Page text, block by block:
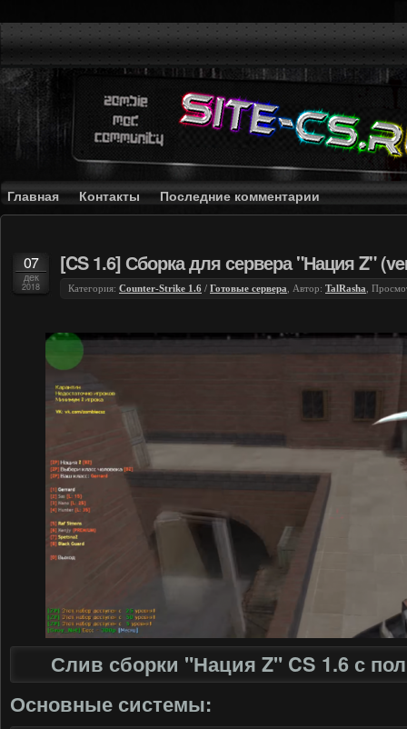
Главная Контакты Последние комментарии
07
дек
2018
[CS 1.6] Сборка для сервера "Нация Z"
Категория: Counter-Strike 1.6 / Готовые сервера , Автор: TalRasha ,
Слив сборки "Нация Z" CS 1.6 с
Основные системы: